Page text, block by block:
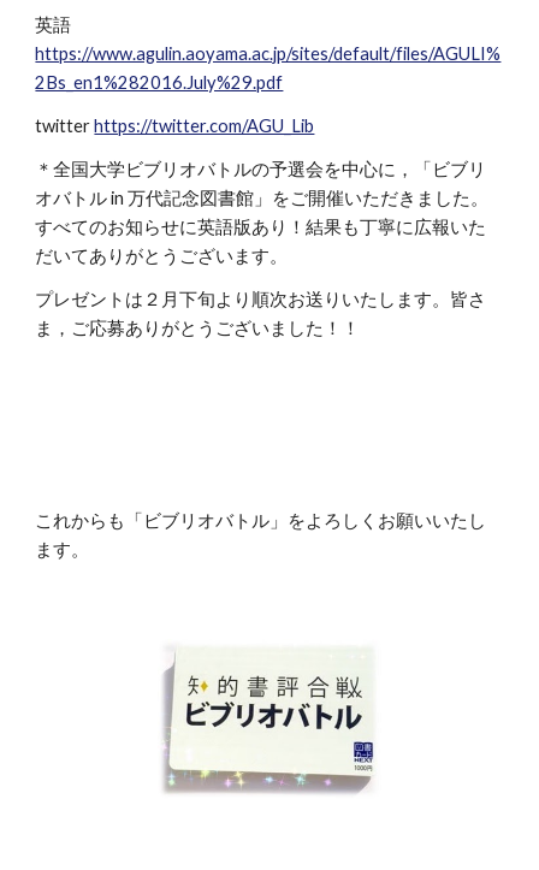
英語
https://www.agulin.aoyama.ac.jp/sites/default/files/AGULI%
2Bs_en1%282016.July%29.pdf
twitterhttps://twitter.com/AGU_Lib
＊全国大学ビブリオバトルの予選会を中心に，「ビブリ
オバトル in 万代記念図書館」をご開催いただきました。
すべてのお知らせに英語版あり！結果も丁寧に広報いた
だいてありがとうございます。
プレゼントは２月下旬より順次お送りいたします。皆さ
ま，ご応募ありがとうございました！！
これからも「ビブリオバトル」をよろしくお願いいたし
ます。